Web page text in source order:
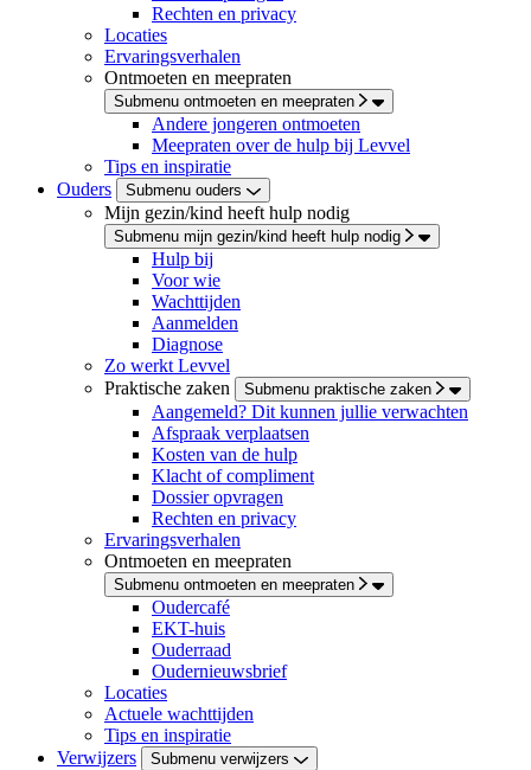
Rechten en privacy
Locaties
Ervaringsverhalen
Ontmoeten en meepraten
Submenu ontmoeten en meepraten
Andere jongeren ontmoeten
Meepraten over de hulp bij Levvel
Tips en inspiratie
Ouders
Submenu ouders
Mijn gezin/kind heeft hulp nodig
Submenu mijn gezin/kind heeft hulp nodig
Hulp bij
Voor wie
Wachttijden
Aanmelden
Diagnose
Zo werkt Levvel
Praktische zaken
Submenu praktische zaken
Aangemeld? Dit kunnen jullie verwachten
Afspraak verplaatsen
Kosten van de hulp
Klacht of compliment
Dossier opvragen
Rechten en privacy
Ervaringsverhalen
Ontmoeten en meepraten
Submenu ontmoeten en meepraten
Oudercafé
EKT-huis
Ouderraad
Oudernieuwsbrief
Locaties
Actuele wachttijden
Tips en inspiratie
Verwijzers
Submenu verwijzers